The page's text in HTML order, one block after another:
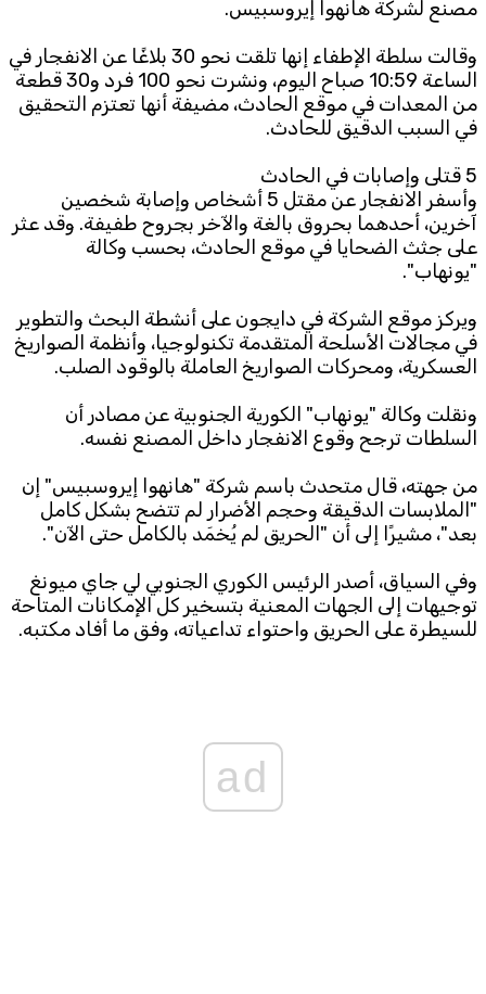
مصنع لشركة هانهوا إيروسبيس.
وقالت سلطة الإطفاء إنها تلقت نحو 30 بلاغًا عن الانفجار في
الساعة 10:59 صباح اليوم، ونشرت نحو 100 فرد و30 قطعة
من المعدات في موقع الحادث، مضيفة أنها تعتزم التحقيق
في السبب الدقيق للحادث.
5 قتلى وإصابات في الحادث
وأسفر الانفجار عن مقتل 5 أشخاص وإصابة شخصين
آخرين، أحدهما بحروق بالغة والآخر بجروح طفيفة. وقد عثر
على جثث الضحايا في موقع الحادث، بحسب وكالة
"يونهاب".
ويركز موقع الشركة في دايجون على أنشطة البحث والتطوير
في مجالات الأسلحة المتقدمة تكنولوجيا، وأنظمة الصواريخ
العسكرية، ومحركات الصواريخ العاملة بالوقود الصلب.
ونقلت وكالة "يونهاب" الكورية الجنوبية عن مصادر أن
السلطات ترجح وقوع الانفجار داخل المصنع نفسه.
من جهته، قال متحدث باسم شركة "هانهوا إيروسبيس" إن
"الملابسات الدقيقة وحجم الأضرار لم تتضح بشكل كامل
بعد"، مشيرًا إلى أن "الحريق لم يُخمَد بالكامل حتى الآن".
وفي السياق، أصدر الرئيس الكوري الجنوبي لي جاي ميونغ
توجيهات إلى الجهات المعنية بتسخير كل الإمكانات المتاحة
للسيطرة على الحريق واحتواء تداعياته، وفق ما أفاد مكتبه.
ad